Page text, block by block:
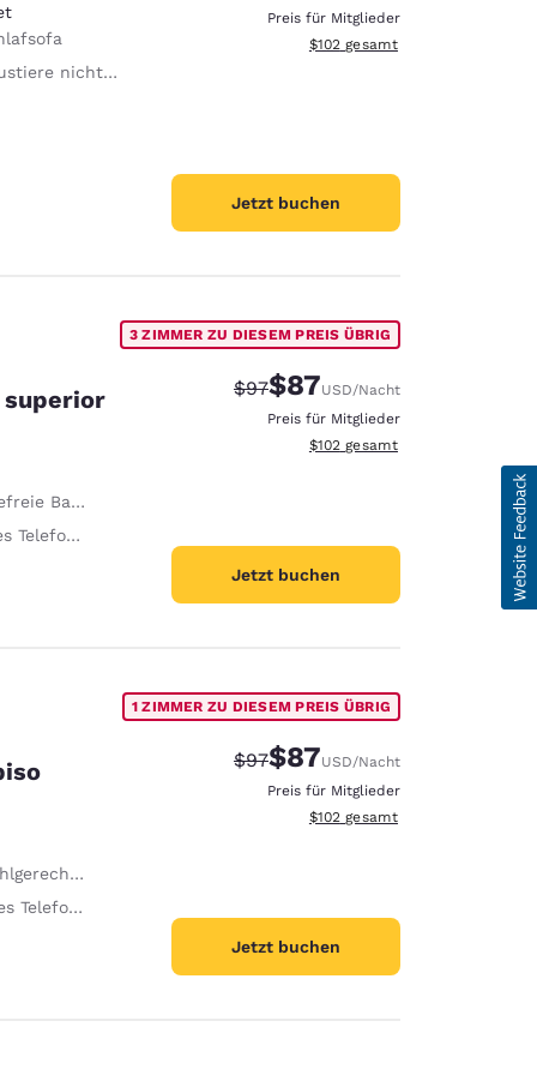
gestattet Lediglich Begleittiere sind kostenlos gestattet.
Preis für Mitglieder
Geschätzte Gesamtdetails
$102 gesamt
Jetzt buchen
Badewanne
3 ZIMMER ZU DIESEM PREIS ÜBRIG
Durchgestrichener Preis:
$97Vergünstigter Preis:
$87USD/Nacht
Preis für Mitglieder
Geschätzte Gesamtdetails
$102 gesamt
Jetzt buchen
Dusche
1 ZIMMER ZU DIESEM PREIS ÜBRIG
Durchgestrichener Preis:
$97Vergünstigter Preis:
$87USD/Nacht
Preis für Mitglieder
Geschätzte Gesamtdetails
$102 gesamt
Jetzt buchen